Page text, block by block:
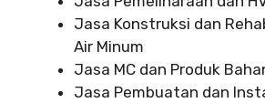
Jasa Konstruksi dan
Air Minum
Jasa MC dan Produk
Jasa Pembuatan dan